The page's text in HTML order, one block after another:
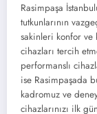
Rasimpaşa
tutkunlarının
sakinleri konfor ve
cihazları tercih
performanslı
ise Rasimpaşada
kadromuz ve
cihazlarınızı ilk